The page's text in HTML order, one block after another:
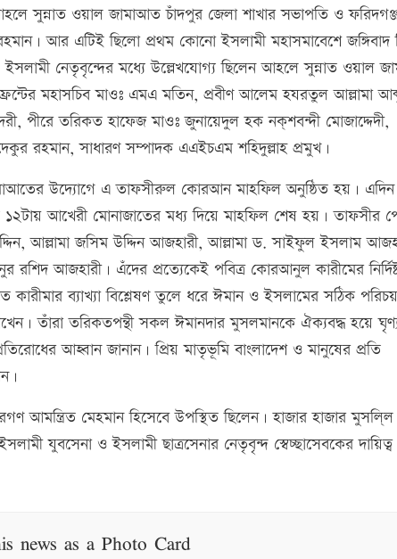
সুন্নাত ওয়াল জামাআত চাঁদপুর জেলা শাখার সভাপতি ও
আর এটিই ছিলো প্রথম কোনো ইসলামী মহাসমাবেশে জঙ্গিবাদ
নেতৃবৃন্দের মধ্যে উল্লেখযোগ্য ছিলেন আহলে সুন্নাত ওয়াল
মহাসচিব মাওঃ এমএ মতিন, প্রবীণ আলেম হযরতুল আল্লামা
পীরে তরিকত হাফেজ মাওঃ জুনায়েদুল হক নক্শবন্দী মোজাদ্দেদী,
রহমান, সাধারণ সম্পাদক এএইচএম শহিদুল্লাহ প্রমুখ।
উদ্যোগে এ তাফসীরুল কোরআন মাহফিল অনুষ্ঠিত হয়।
আখেরী মোনাজাতের মধ্য দিয়ে মাহফিল শেষ হয়। তাফসীর
আল্লামা জসিম উদ্দিন আজহারী, আল্লামা ড. সাইফুল ইসলাম
রশিদ আজহারী। এঁদের প্রত্যেকেই পবিত্র কোরআনুল কারীমের
ব্যাখ্যা বিশ্লেষণ তুলে ধরে ঈমান ও ইসলামের সঠিক
তাঁরা তরিকতপন্থী সকল ঈমানদার মুসলমানকে ঐক্যবদ্ধ হয়ে
আহ্বান জানান। প্রিয় মাতৃভূমি বাংলাদেশ ও মানুষের প্রতি
আমন্ত্রিত মেহমান হিসেবে উপস্থিত ছিলেন। হাজার হাজার মুসলি্ল
যুবসেনা ও ইসলামী ছাত্রসেনার নেতৃবৃন্দ স্বেচ্ছাসেবকের
news as a Photo Card